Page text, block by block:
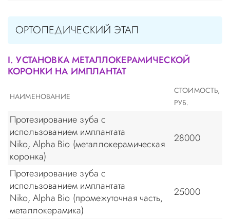
ОРТОПЕДИЧЕСКИЙ ЭТАП
I. УСТАНОВКА МЕТАЛЛОКЕРАМИЧЕСКОЙ
КОРОНКИ НА ИМПЛАНТАТ
НАИМЕНОВАНИЕ
СТОИМОСТЬ,
РУБ.
Протезирование зуба с
использованием имплантата
Niko, Alpha Bio (металлокерамическая
коронка)
28000
Протезирование зуба с
использованием имплантата
Niko, Alpha Bio (промежуточная часть,
металлокерамика)
25000